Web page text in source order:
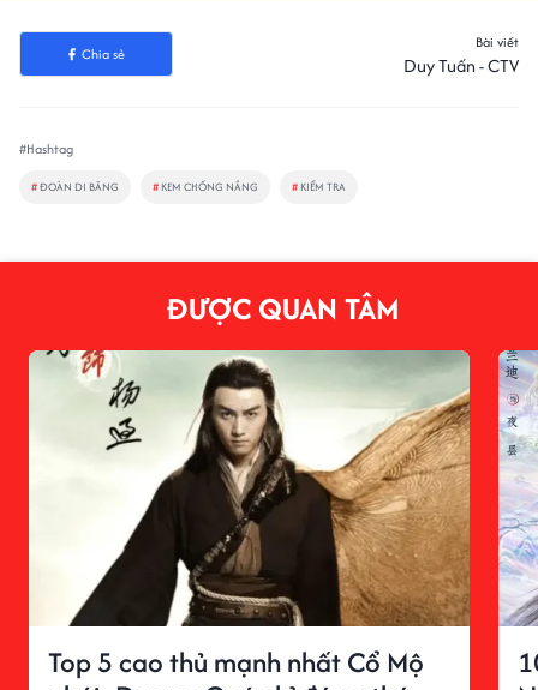
Chia sẻ
Bài viết
Duy Tuấn - CTV
#Hashtag
#ĐOÀN DI BĂNG # KEM CHỐNG NẮNG # KIỂM TRA
ĐƯỢC QUAN TÂM
Top 5 cao thủ mạnh nhất Cổ Mộ